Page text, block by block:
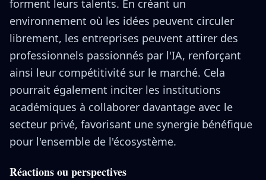
forment leurs talents. En créant un
environnement où les idées peuvent circuler
librement, les entreprises peuvent attirer des
professionnels passionnés par l'IA, renforçant
ainsi leur compétitivité sur le marché. Cela
pourrait également inciter les institutions
académiques à collaborer davantage avec le
secteur privé, favorisant une synergie bénéfique
pour l'ensemble de l'écosystème.
Réactions ou perspectives